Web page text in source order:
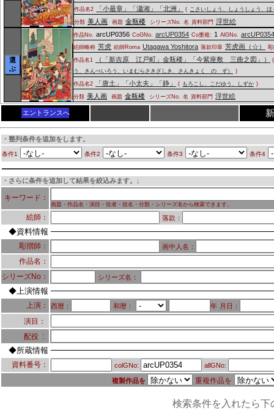
作品名2 「小最章」「瀟湘」「北洲」 ( こさいしょう、しょうしょう、ほ
分類 美人画 画題 金瓶楼 シリーズNo. 名 資料部門 浮世絵
選
ぶ
作品No. arcUP0356 CoGNo. arcUP0354 Co重複: 1 AlGNo.
絵師略称 芳虎 絵師Roma Utagawa Yoshitora 落款印章 芳虎画（☆）
作品名1 （「新吉原 江戸町」金瓶楼」「今紫座敷 三曲之図」）
(
う、きんぺいろう、いまむらさきざしき、さんきょく の ず）
)
作品名2 「唐土」「小太夫」「静」 ( もろこし、こだゆう、しずか )
分類 美人画 画題 金瓶楼 シリーズNo. 名 資料部門 浮世絵
エントランスへ
・整列条件を追加をします。
条件1 条件2 条件3 条件4
・さらに条件を追加して結果を絞込みます。↓
キーワード：
画題・作品名・演目・役者・役名・分類・シリーズ名から検索できます。
絵師： 落款：
◆資料情報
彫摺師： 画中人名：
作品名：
シリーズNo：
シリーズ名：
◆上演情報
上演： 西暦： 和暦： 年 月日：
演目：
配役 ：
◆所蔵情報
資料番号： colGNo: allGNo:
複製作品を 重複作品を
検索条件を入れたら